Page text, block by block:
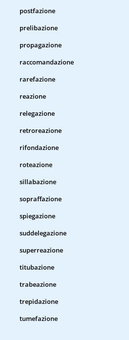
postfazione
prelibazione
propagazione
raccomandazione
rarefazione
reazione
relegazione
retroreazione
rifondazione
roteazione
sillabazione
sopraffazione
spiegazione
suddelegazione
superreazione
titubazione
trabeazione
trepidazione
tumefazione